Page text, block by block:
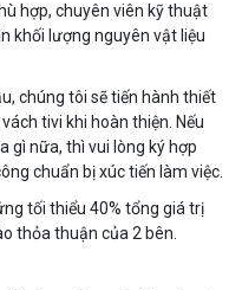
hợp, chuyên viên kỹ thuật
khối lượng nguyên vật liệu
chúng tôi sẽ tiến hành thiết
tivi khi hoàn thiện. Nếu
gì nữa, thì vui lòng ký hợp
chuẩn bị xúc tiến làm việc.
tối thiểu 40% tổng giá trị
thỏa thuận của 2 bên.